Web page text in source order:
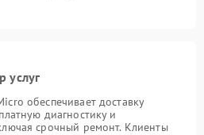
услуг
обеспечивает доставку
диагностику и
срочный ремонт. Клиенты